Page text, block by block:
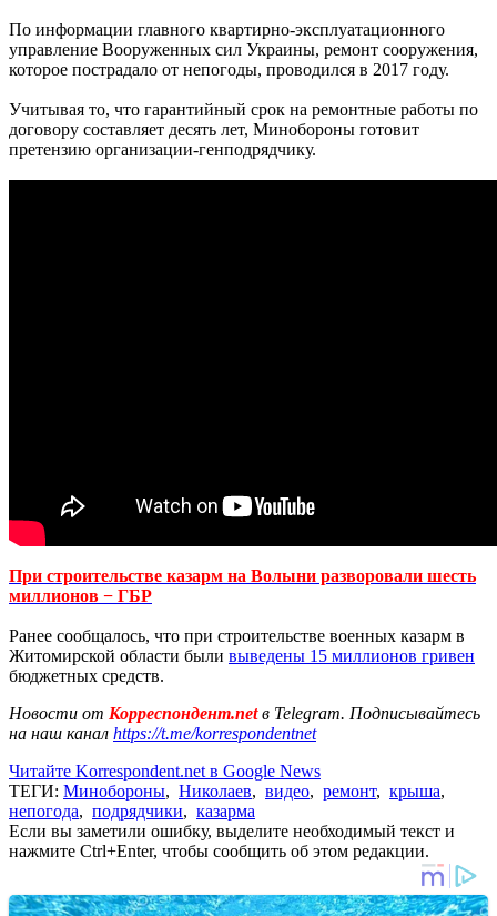
По информации главного квартирно-эксплуатационного
управление Вооруженных сил Украины, ремонт сооружения,
которое пострадало от непогоды, проводился в 2017 году.
Учитывая то, что гарантийный срок на ремонтные работы по
договору составляет десять лет, Минобороны готовит
претензию организации-генподрядчику.
При строительстве казарм на Волыни разворовали шесть
миллионов − ГБР
Ранее сообщалось, что при строительстве военных казарм в
Житомирской области были выведены 15 миллионов гривен
бюджетных средств.
Новости от Корреспондент.netв Telegram. Подписывайтесь
на наш канал https://t.me/korrespondentnet
Читайте Korrespondent.net в Google News
ТЕГИ: Минобороны, Николаев, видео, ремонт, крыша,
непогода, подрядчики, казарма
Если вы заметили ошибку, выделите необходимый текст и
нажмите Ctrl+Enter, чтобы сообщить об этом редакции.